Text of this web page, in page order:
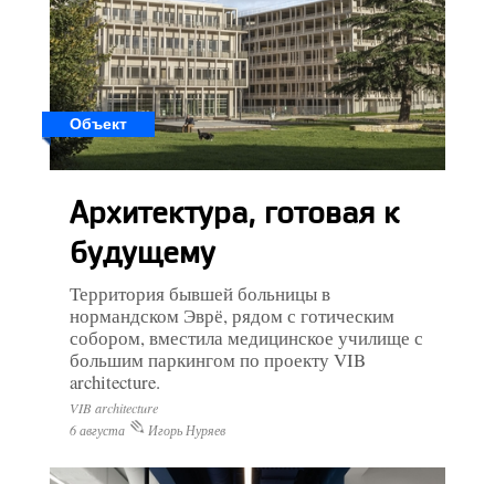
Объект
Архитектура, готовая к
будущему
Территория бывшей больницы в
нормандском Эврё, рядом с готическим
собором, вместила медицинское училище с
большим паркингом по проекту VIB
architecture.
VIB architecture
6 августа
Игорь Нуряев